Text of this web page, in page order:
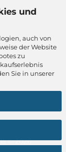
und
auch von
der Website
zu
Sie in unserer
© 2026